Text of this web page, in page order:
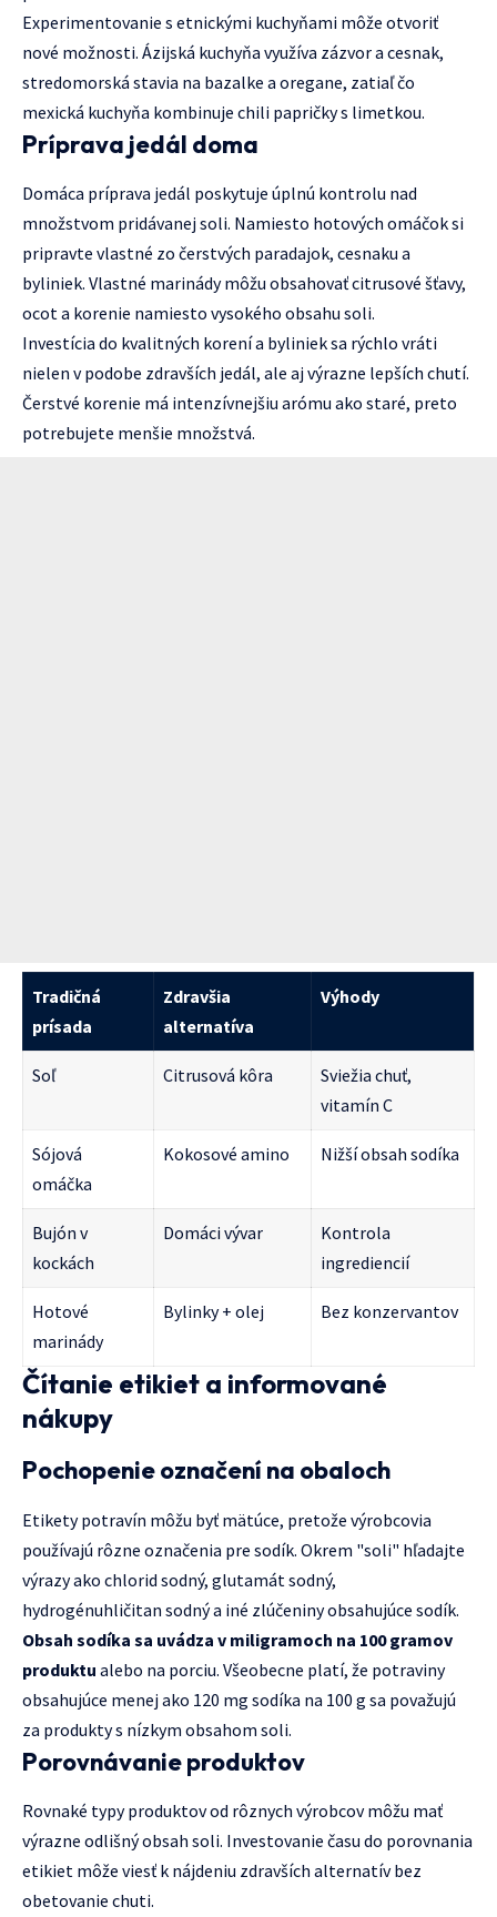
Experimentovanie s etnickými kuchyňami môže otvoriť
nové možnosti. Ázijská kuchyňa využíva zázvor a cesnak,
stredomorská stavia na bazalke a oregane, zatiaľ čo
mexická kuchyňa kombinuje chili papričky s limetkou.
Príprava jedál doma
Domáca príprava jedál poskytuje úplnú kontrolu nad
množstvom pridávanej soli. Namiesto hotových omáčok si
pripravte vlastné zo čerstvých paradajok, cesnaku a
byliniek. Vlastné marinády môžu obsahovať citrusové šťavy,
ocot a korenie namiesto vysokého obsahu soli.
Investícia do kvalitných korení a byliniek sa rýchlo vráti
nielen v podobe zdravších jedál, ale aj výrazne lepších chutí.
Čerstvé korenie má intenzívnejšiu arómu ako staré, preto
potrebujete menšie množstvá.
Tradičná
prísada
Zdravšia
alternatíva
Výhody
Soľ Citrusová kôra
Sviežia chuť,
vitamín C
Sójová
omáčka
Kokosové amino Nižší obsah sodíka
Bujón v
kockách
Domáci vývar
Kontrola
ingrediencií
Hotové
marinády
Bylinky + olej Bez konzervantov
Čítanie etikiet a informované
nákupy
Pochopenie označení na obaloch
Etikety potravín môžu byť mätúce, pretože výrobcovia
používajú rôzne označenia pre sodík. Okrem "soli" hľadajte
výrazy ako chlorid sodný, glutamát sodný,
hydrogénuhličitan sodný a iné zlúčeniny obsahujúce sodík.
Obsah sodíka sa uvádza v miligramoch na 100 gramov
produktu alebo na porciu. Všeobecne platí, že potraviny
obsahujúce menej ako 120 mg sodíka na 100 g sa považujú
za produkty s nízkym obsahom soli.
Porovnávanie produktov
Rovnaké typy produktov od rôznych výrobcov môžu mať
výrazne odlišný obsah soli. Investovanie času do porovnania
etikiet môže viesť k nájdeniu zdravších alternatív bez
obetovanie chuti.